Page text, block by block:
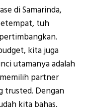
di Samarinda,
tuh
kita juga
utamanya adalah
partner
trusted. Dengan
kita bahas,